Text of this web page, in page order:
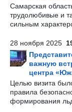
Самарская
трудолюбивые и
сильным
28 ноября 2025
важную
центра
Целью визита
правила
формирования